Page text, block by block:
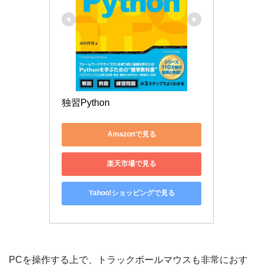
独習Python
Amazonで見る
楽天市場で見る
Yahoo!ショッピングで見る
PCを操作する上で、トラックボールマウスも非常におす